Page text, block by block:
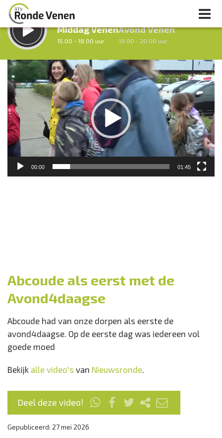
LUISTER LIVE:
Middag Venen
15.00 - 18.00 uur
Avond Venen
18.00 - 20.00 uur
Vorig uur uur 1 van 0 Volgend uur
Inklappen
Videospeler
00:00 01:45
Abcoude als eerst met de
Avond4daagse
Abcoude had van onze dorpen als eerste de
avond4daagse. Op de eerste dag was iedereen vol
goede moed
Bekijk alle video's van Nieuwsronde.
Deel deze video!
Gepubliceerd: 27 mei 2026